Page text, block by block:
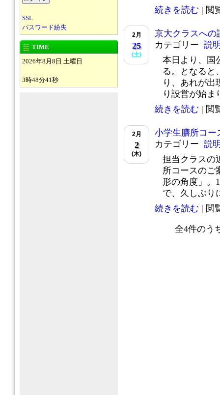
SSL
パスワード紛失
TIME
2026年8月8日 土曜日
3時48分41秒
続きを読む | 閲
2月
25
(土)
京大クラスへの
カテゴリー 説
本日より、国
る。となると
り、あれが出
り設営が始ま
続きを読む | 閲
2月
2
(木)
小学生膳所コー
カテゴリー 説
担当クラスの
所コースの
形の角度」。
で、久しぶり
続きを読む | 閲
全4件のう